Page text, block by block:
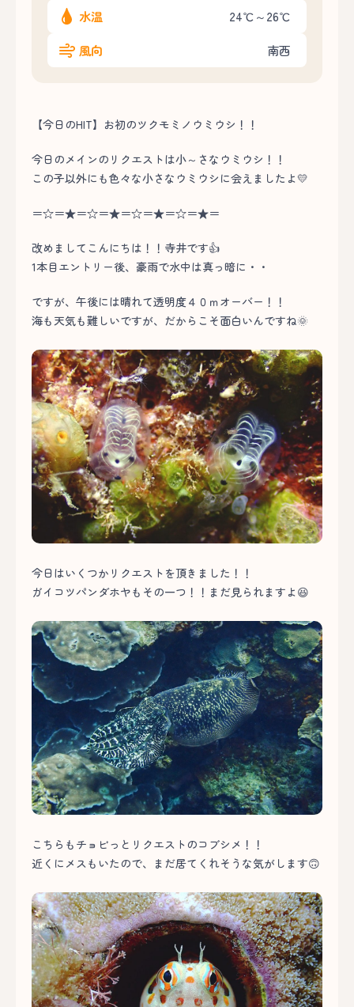
水温 24℃～26℃
風向 南西
【今日のHIT】お初のツクモミノウミウシ！！
今日のメインのリクエストは小～さなウミウシ！！
この子以外にも色々な小さなウミウシに会えましたよ💛
＝☆＝★＝☆＝★＝☆＝★＝☆＝★＝
改めましてこんにちは！！寺井です👍
1本目エントリー後、豪雨で水中は真っ暗に・・
ですが、午後には晴れて透明度４０ｍオーバー！！
海も天気も難しいですが、だからこそ面白いんですね🌞
今日はいくつかリクエストを頂きました！！
ガイコツパンダホヤもその一つ！！まだ見られますよ😆
こちらもチョビっとリクエストのコブシメ！！
近くにメスもいたので、まだ居てくれそうな気がします🙃